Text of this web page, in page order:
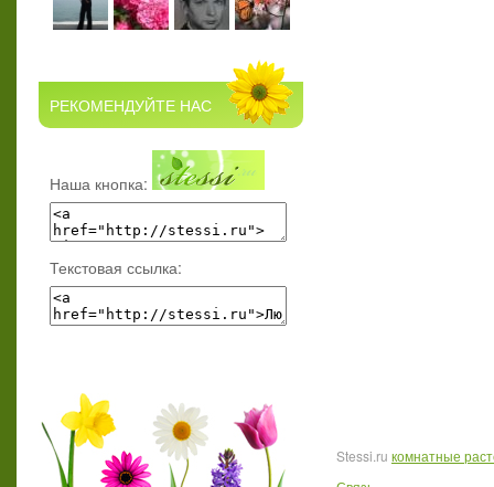
РЕКОМЕНДУЙТЕ НАС
Наша кнопка:
Текстовая ссылка:
Stessi.ru комнатные